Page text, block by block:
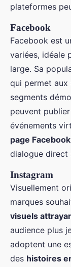
plateformes
Facebook
Facebook est
variées, idéale
large. Sa
qui permet aux
segments
peuvent publier
événements
page Facebook
dialogue direct
Instagram
Visuellement
marques
visuels
audience plus
adoptent une
des histoires